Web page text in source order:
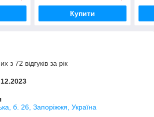
Купити
з 72 відгуків за рік
б. 26, Запоріжжя, Україна